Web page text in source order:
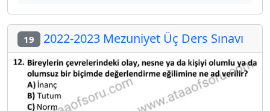
19 2022-2023 Mezuniyet Üç Ders Sınavı